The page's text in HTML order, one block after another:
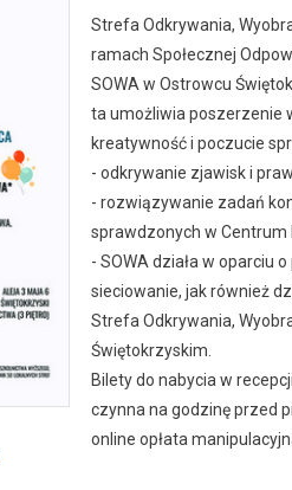
Strefa Odkrywania,
ramach Społecznej
SOWA w Ostrowcu
ta umożliwia poszerzenie
kreatywność i poczucie
- odkrywanie zjawisk i
- rozwiązywanie zadań
sprawdzonych w Centrum
- SOWA działa w oparciu
sieciowanie, jak również
Strefa Odkrywania,
Świętokrzyskim.
Bilety do nabycia w
czynna na godzinę przed
online opłata